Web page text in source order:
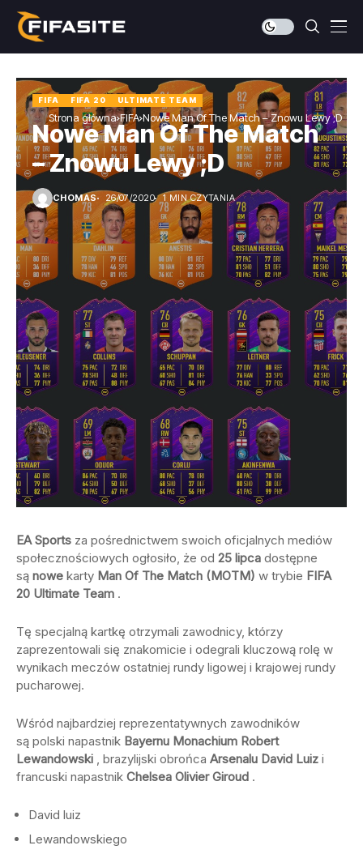
Strona główna FIFA Nowe Man Of The Match – Znowu Lewy ;D
FIFA FIFA 20 ULTIMATE TEAM
Nowe Man Of The Match
– Znowu Lewy ;D
CHOMAS 26/07/2020 1 MIN CZYTANIA
EA Sports za pośrednictwem swoich oficjalnych mediów
społecznościowych ogłosiło, że od 25 lipca dostępne
są nowe karty Man Of The Match (MOTM) w trybie FIFA
20 Ultimate Team .
Tę specjalną kartkę otrzymali zawodnicy, którzy
zaprezentowali się znakomicie i odegrali kluczową rolę w
wynikach meczów ostatniej rundy ligowej i krajowej rundy
pucharowej.
Wśród najbardziej reprezentatywnych zawodników
są polski napastnik Bayernu Monachium Robert
Lewandowski , brazylijski obrońca Arsenalu David Luiz i
francuski napastnik Chelsea Olivier Giroud .
David luiz
Lewandowskiego